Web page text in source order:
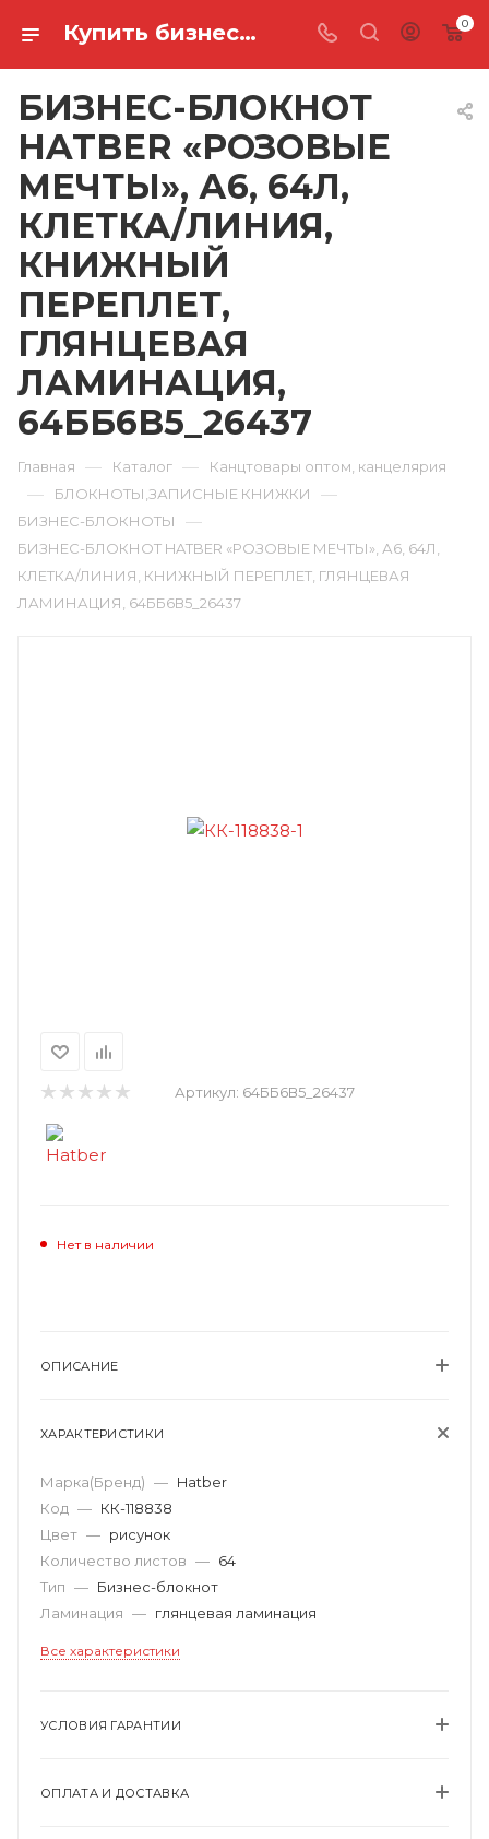
Купить бизнес-блокнот hatber «розовые мечты», а6, 64л, клетка/линия, книжный переплет, глянцевая ламинация, 64ББ6В5_26437 в Ростове-на-Дону 0
БИЗНЕС-БЛОКНОТ
HATBER «РОЗОВЫЕ
МЕЧТЫ», А6, 64Л,
КЛЕТКА/ЛИНИЯ,
КНИЖНЫЙ
ПЕРЕПЛЕТ,
ГЛЯНЦЕВАЯ
ЛАМИНАЦИЯ,
64ББ6В5_26437
Главная — Каталог — Канцтовары оптом, канцелярия
— БЛОКНОТЫ,ЗАПИСНЫЕ КНИЖКИ —
БИЗНЕС-БЛОКНОТЫ —
БИЗНЕС-БЛОКНОТ HATBER «РОЗОВЫЕ МЕЧТЫ», А6, 64Л,
КЛЕТКА/ЛИНИЯ, КНИЖНЫЙ ПЕРЕПЛЕТ, ГЛЯНЦЕВАЯ
ЛАМИНАЦИЯ, 64ББ6В5_26437
Артикул: 64ББ6В5_26437
Нет в наличии
ОПИСАНИЕ
ХАРАКТЕРИСТИКИ
Марка(Бренд) — Hatber
Код — КК-118838
Цвет — рисунок
Количество листов — 64
Тип — Бизнес-блокнот
Ламинация — глянцевая ламинация
Все характеристики
УСЛОВИЯ ГАРАНТИИ
ОПЛАТА И ДОСТАВКА